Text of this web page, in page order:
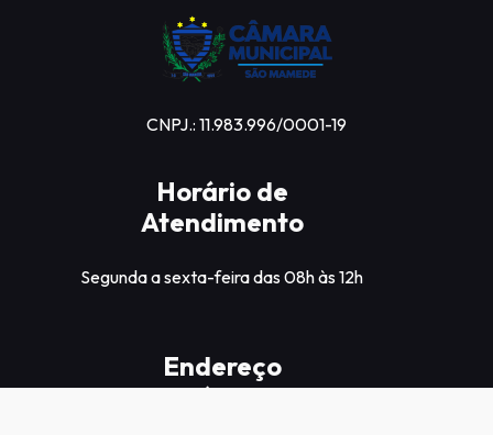
CNPJ.: 11.983.996/0001-19
Horário de
Atendimento
Endereço
Físico